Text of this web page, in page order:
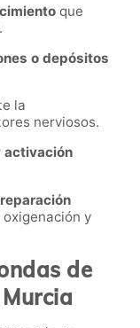
que
o depósitos
la
nerviosos.
activación
reparación
oxigenación y
de